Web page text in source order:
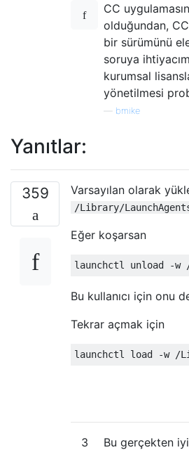
CC
olduğundan,
bir sürümünü
soruya
kurumsal
yönetilmesi
bmike
Yanıtlar:
359 Varsayılan olarak
/Library/
Eğer koşarsan
Bu kullanıcı için onu
Tekrar açmak için
3
Bu gerçekten